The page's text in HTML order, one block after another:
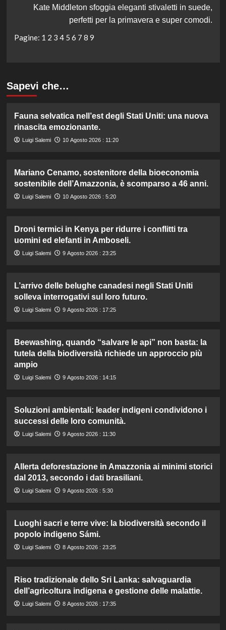
Kate Middleton sfoggia eleganti stivaletti in suede,
perfetti per la primavera e super comodi.
Pagine: 1 2 3 4 5 6 7 8 9
Sapevi che…
Fauna selvatica nell’est degli Stati Uniti: una nuova
rinascita emozionante.
Luigi Salemi 10 Agosto 2026 : 11:20
Mariano Cenamo, sostenitore della bioeconomia
sostenibile dell’Amazzonia, è scomparso a 46 anni.
Luigi Salemi 10 Agosto 2026 : 5:20
Droni termici in Kenya per ridurre i conflitti tra
uomini ed elefanti in Amboseli.
Luigi Salemi 9 Agosto 2026 : 23:25
L’arrivo delle belughe canadesi negli Stati Uniti
solleva interrogativi sul loro futuro.
Luigi Salemi 9 Agosto 2026 : 17:25
Beewashing, quando “salvare le api” non basta: la
tutela della biodiversità richiede un approccio più
ampio
Luigi Salemi 9 Agosto 2026 : 14:15
Soluzioni ambientali: leader indigeni condividono i
successi delle loro comunità.
Luigi Salemi 9 Agosto 2026 : 11:30
Allerta deforestazione in Amazzonia ai minimi storici
dal 2013, secondo i dati brasiliani.
Luigi Salemi 9 Agosto 2026 : 5:30
Luoghi sacri e terre vive: la biodiversità secondo il
popolo indigeno Sámi.
Luigi Salemi 8 Agosto 2026 : 23:25
Riso tradizionale dello Sri Lanka: salvaguardia
dell’agricoltura indigena e gestione delle malattie.
Luigi Salemi 8 Agosto 2026 : 17:35